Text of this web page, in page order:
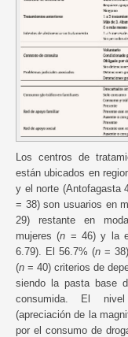
Los centros de
están ubicados en
y el norte (Antofagasta
= 38) son usuarios en
29) restante en
mujeres (n = 46) y la
6.79). El 56.7% (n =
(n = 40) criterios de
siendo la pasta base
consumida. El nivel
(apreciación de la
por el consumo de